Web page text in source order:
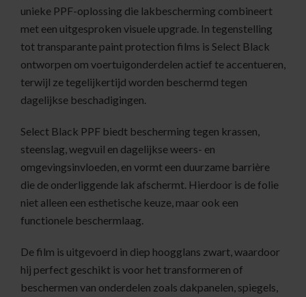
unieke PPF-oplossing die lakbescherming combineert
met een uitgesproken visuele upgrade. In tegenstelling
tot transparante paint protection films is Select Black
ontworpen om voertuigonderdelen actief te accentueren,
terwijl ze tegelijkertijd worden beschermd tegen
dagelijkse beschadigingen.
Select Black PPF biedt bescherming tegen krassen,
steenslag, wegvuil en dagelijkse weers- en
omgevingsinvloeden, en vormt een duurzame barrière
die de onderliggende lak afschermt. Hierdoor is de folie
niet alleen een esthetische keuze, maar ook een
functionele beschermlaag.
De film is uitgevoerd in diep hoogglans zwart, waardoor
hij perfect geschikt is voor het transformeren of
beschermen van onderdelen zoals dakpanelen, spiegels,